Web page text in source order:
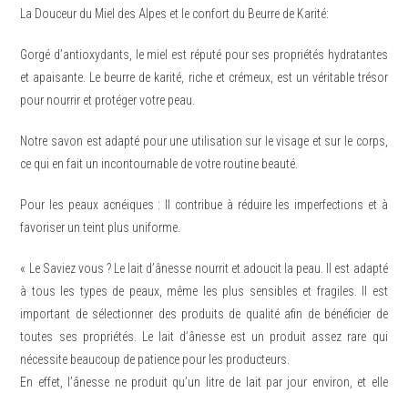
La Douceur du Miel des Alpes et le confort du Beurre de Karité:
Gorgé d’antioxydants, le miel est réputé pour ses propriétés hydratantes
et apaisante. Le beurre de karité, riche et crémeux, est un véritable trésor
pour nourrir et protéger votre peau.
Notre savon est adapté pour une utilisation sur le visage et sur le corps,
ce qui en fait un incontournable de votre routine beauté.
Pour les peaux acnéiques : Il contribue à réduire les imperfections et à
favoriser un teint plus uniforme.
« Le Saviez vous ? Le lait d’ânesse nourrit et adoucit la peau. Il est adapté
à tous les types de peaux, même les plus sensibles et fragiles. Il est
important de sélectionner des produits de qualité afin de bénéficier de
toutes ses propriétés. Le lait d’ânesse est un produit assez rare qui
nécessite beaucoup de patience pour les producteurs.
En effet, l’ânesse ne produit qu’un litre de lait par jour environ, et elle